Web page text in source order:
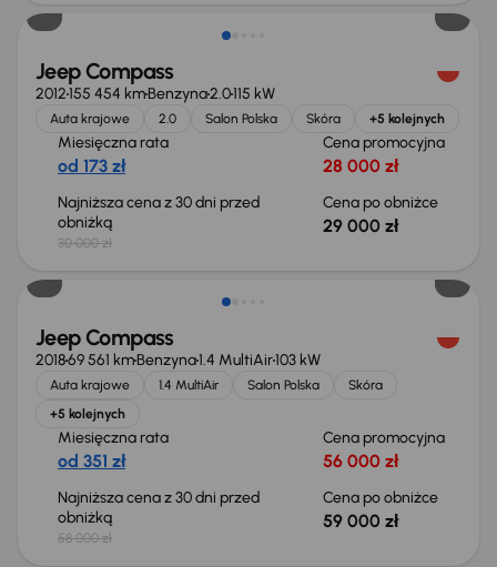
Jeep Compass
2012155 454 kmBenzyna2.0115 kW
Auta krajowe 2.0 Salon Polska Skóra +5 kolejnych
Miesięczna rata
od 173 zł
Cena promocyjna
28 000 zł
Najniższa cena z 30 dni przed
obniżką
30 000 zł
Cena po obniżce
29 000 zł
Świeżo skupione
Jeep Compass
201869 561 kmBenzyna1.4 MultiAir103 kW
Auta krajowe 1.4 MultiAir Salon Polska
Skóra
+5 kolejnych
Miesięczna rata
od 351 zł
Cena promocyjna
56 000 zł
Najniższa cena z 30 dni przed
obniżką
58 000 zł
Cena po obniżce
59 000 zł
Możliwość odliczenia VAT